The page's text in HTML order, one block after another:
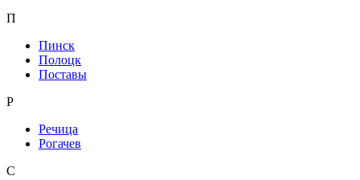
П
Пинск
Полоцк
Поставы
Р
Речица
Рогачев
С